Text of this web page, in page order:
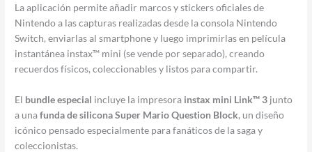
La aplicación permite añadir marcos y stickers oficiales de
Nintendo a las capturas realizadas desde la consola Nintendo
Switch, enviarlas al smartphone y luego imprimirlas en película
instantánea instax™ mini (se vende por separado), creando
recuerdos físicos, coleccionables y listos para compartir.
El bundle especial incluye la impresora instax mini Link™ 3 junto
a unafunda de silicona Super Mario Question Block, un diseño
icónico pensado especialmente para fanáticos de la saga y
coleccionistas.